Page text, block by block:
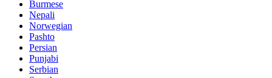
Burmese
Nepali
Norwegian
Pashto
Persian
Punjabi
Serbian